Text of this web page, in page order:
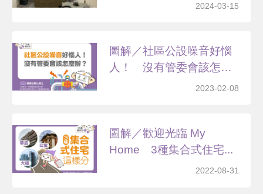
2024-03-15
圖解／社區公設噪音好惱
人！ 沒有管委會該怎麼
2023-02-08
圖解／歡迎光臨 My
Home 3種集合式住宅...
2022-08-31